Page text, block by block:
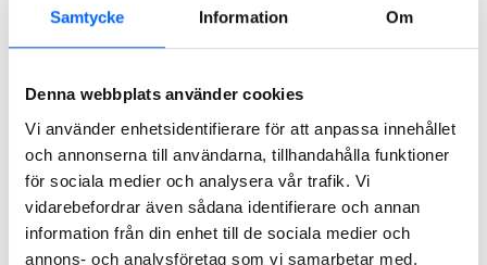
Samtycke Information Om
Denna webbplats använder cookies
Vi använder enhetsidentifierare för att anpassa innehållet
och annonserna till användarna, tillhandahålla funktioner
för sociala medier och analysera vår trafik. Vi
vidarebefordrar även sådana identifierare och annan
information från din enhet till de sociala medier och
annons- och analysföretag som vi samarbetar med.
kvartalet 2026 i affärsområde NCC Building Nordics.
Tove Stål, Head of Group External Relations NCC, 076-521
NCC:s presstjänst: 08-585 519 00, press@ncc.se,NCC:s
Mediabank
Om NCC. NCC är ett av de ledande byggföretagen i Norden.
Som expert på att driva komplexa byggprocesser bidrar